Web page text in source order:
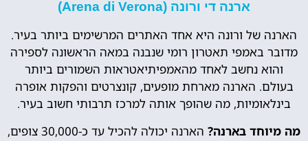
ארנה די ורונה (Arena di Verona)
הארנה של ורונה היא אחד האתרים המרשימים ביותר בעיר.
מדובר באמפי תאטרון רומי שנבנה במאה הראשונה לספירה
והוא נחשב לאחד מהאמפיתיאטראות השמורים ביותר
בעולם. הארנה מארחת מופעים, קונצרטים והפקות אופרה
בינלאומיות, מה שהופך אותה למרכז תרבותי חשוב בעיר.
מה מיוחד בארנה?
הארנה יכולה להכיל עד כ-30,000 צופים,